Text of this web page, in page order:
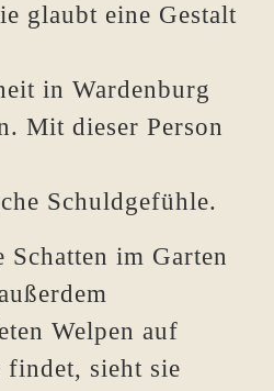
glaubt eine Gestalt
in Wardenburg
Mit dieser Person
Schuldgefühle.
Schatten im Garten
Welpen auf
findet, sieht sie